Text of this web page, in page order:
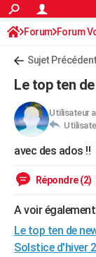
ACTUALITÉS
Politique
Société
Faits Divers
Education
Monde
Villes
+
FINANCE
Retraite
Impôts
Epargne
Immobilier
Risques naturels
Banque
Assurance
Crédit
AUTO
Essais
Réserver un essai
Citadines
Berlines
SUV
Forum auto
+
Mobiles
Meilleur smartphone
Internet
Ordinateurs
Jeux vidéo
Guide high-tech
BRICOLAGE
Forum
Aménagement
Extérieur
Cuisine
Salle de bains
Jardinage
Rangement
WEEK-END
Guides de France
Escapades
Patrimoine
Expositions
Musées
Week-end nature
+LIFESTYLE
Forum Forum
Sujet Précédent
Le top ten
Utilisateur
avec des ados !!
Répondre (2)
A voir
Le top ten de
Solstice d'hiver